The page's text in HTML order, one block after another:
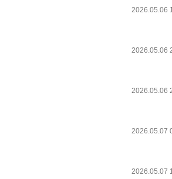
2026.05.06
2026.05.06
2026.05.06
2026.05.07
2026.05.07